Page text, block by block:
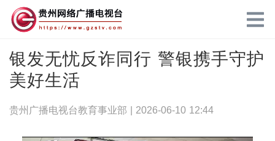
银发无忧反诈同行 警银携手守护
美好生活
贵州广播电视台教育事业部 | 2026-06-10 12:44